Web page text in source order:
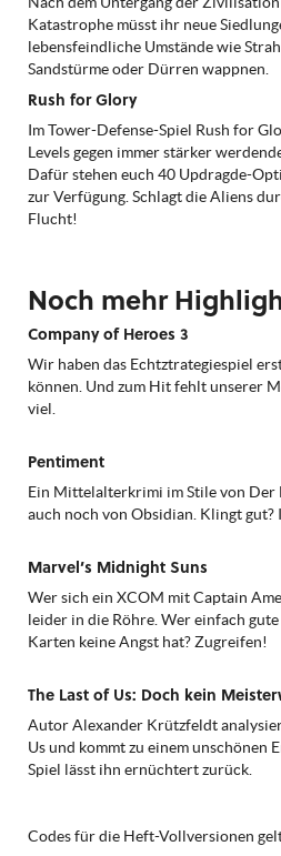
Katastrophe müsst ihr neue
lebensfeindliche Umstände wie
Sandstürme oder Dürren wappnen.
Rush for Glory
Im Tower-Defense-Spiel Rush for
Levels gegen immer stärker
Dafür stehen euch 40 Updragde-
zur Verfügung. Schlagt die Aliens
Flucht!
Noch mehr
Company of Heroes 3
Wir haben das Echtztrategiespiel
können. Und zum Hit fehlt unserer
viel.
Pentiment
Ein Mittelalterkrimi im Stile von Der
auch noch von Obsidian. Klingt gut?
Marvel’s Midnight Suns
Wer sich ein XCOM mit Captain
leider in die Röhre. Wer einfach
Karten keine Angst hat? Zugreifen!
The Last of Us: Doch kein
Autor Alexander Krützfeldt
Us und kommt zu einem unschönen
Spiel lässt ihn ernüchtert zurück.
Codes für die Heft-Vollversionen